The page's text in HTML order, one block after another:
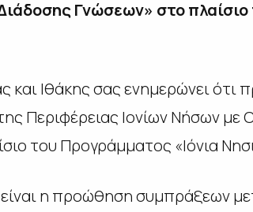
Γνώσεων» στο πλαίσιο
και Ιθάκης σας ενημερώνει ότι
Περιφέρειας Ιονίων Νήσων με
του Προγράμματος «Ιόνια
η προώθηση συμπράξεων